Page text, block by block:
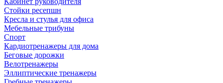
Стойки ресепшн
Кресла и стулья для офиса
Мебельные трибуны
Спорт
Кардиотренажеры для дома
Беговые дорожки
Велотренажеры
Эллиптические тренажеры